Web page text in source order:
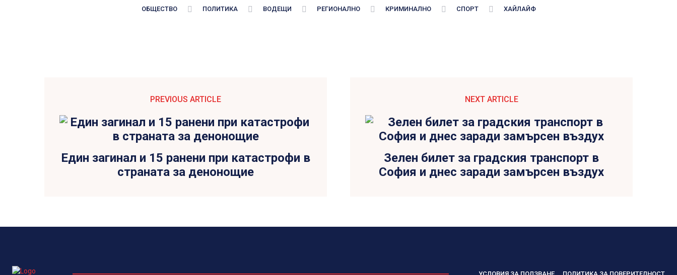
ОБЩЕСТВО ПОЛИТИКА ВОДЕЩИ РЕГИОНАЛНО КРИМИНАЛНО СПОРТ ХАЙЛАЙФ
PREVIOUS ARTICLE
Един загинал и 15 ранени при катастрофи в
страната за денонощие
NEXT ARTICLE
Зелен билет за градския транспорт в
София и днес заради замърсен въздух